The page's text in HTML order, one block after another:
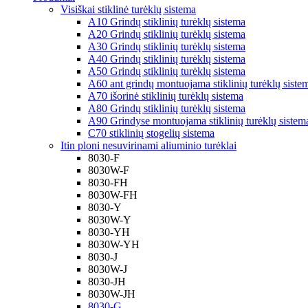
Visiškai stiklinė turėklų sistema
A10 Grindų stiklinių turėklų sistema
A20 Grindų stiklinių turėklų sistema
A30 Grindų stiklinių turėklų sistema
A40 Grindų stiklinių turėklų sistema
A50 Grindų stiklinių turėklų sistema
A60 ant grindų montuojama stiklinių turėklų
A70 išorinė stiklinių turėklų sistema
A80 Grindų stiklinių turėklų sistema
A90 Grindyse montuojama stiklinių turėklų
C70 stiklinių stogelių sistema
Itin ploni nesuvirinami aliuminio turėklai
8030-F
8030W-F
8030-FH
8030W-FH
8030-Y
8030W-Y
8030-YH
8030W-YH
8030-J
8030W-J
8030-JH
8030W-JH